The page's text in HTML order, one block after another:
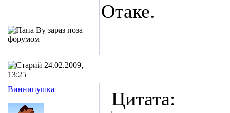
Отаке.
24.02.2009,
13:25
Виннипушка
Цитата: